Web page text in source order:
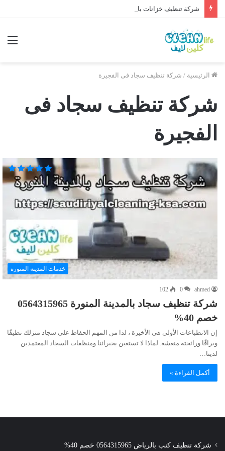
شركة تنظيف خزانات بالقصيم 0564315965 خصم 40%
الرئيسية / شركة تنظيف سجاد فى الفجيرة
شركة تنظيف سجاد فى
الفجيرة
خدمات المدينة المنورة
ahmed
0
102
شركة تنظيف سجاد بالمدينة المنورة 0564315965
خصم 40%
إن الانطباعات الأولى هي الأخيرة ، لذا من المهم الحفاظ على سجاد منزلك نظيفًا
وبراقًا ورائحته منعشة. لماذا لا تستعين بخبرائنا ومنظفات السجاد المعتمدين
لدينا…
أكمل القراءة »
شركة تنظيف كنب بالرياض 0564315965 خصم 40%